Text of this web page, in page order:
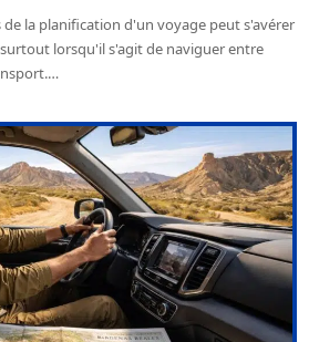
la planification d'un voyage peut s'avérer
lorsqu'il s'agit de naviguer entre
…